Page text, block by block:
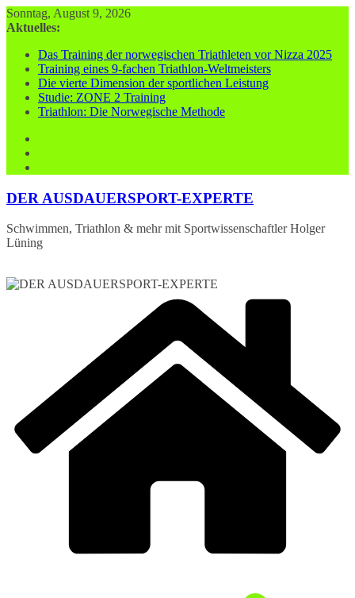
Zum
Inhalt
Sonntag, August 9, 2026
Aktuelles:
Das Training der norwegischen Triathleten vor Nizza 2025
Training eines 9-fachen Triathlon-Weltmeisters
Die vierte Dimension der sportlichen Leistung
Studie: ZONE 2 Training
Triathlon: Die Norwegische Methode
DER AUSDAUERSPORT-EXPERTE
Schwimmen, Triathlon & mehr mit Sportwissenschaftler Holger
Lüning